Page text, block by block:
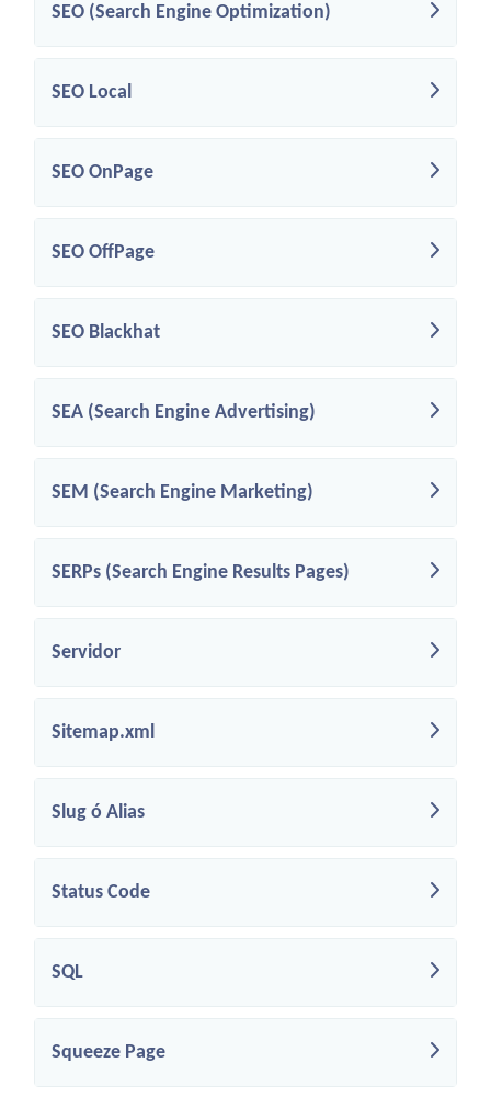
SEO (Search Engine Optimization)
SEO Local
SEO OnPage
SEO OffPage
SEO Blackhat
SEA (Search Engine Advertising)
SEM (Search Engine Marketing)
SERPs (Search Engine Results Pages)
Servidor
Sitemap.xml
Slug ó Alias
Status Code
SQL
Squeeze Page